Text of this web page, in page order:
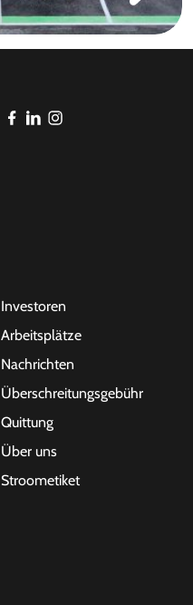
Investoren
Arbeitsplätze
Nachrichten
Überschreitungsgebühr
Quittung
Über uns
Stroometiket